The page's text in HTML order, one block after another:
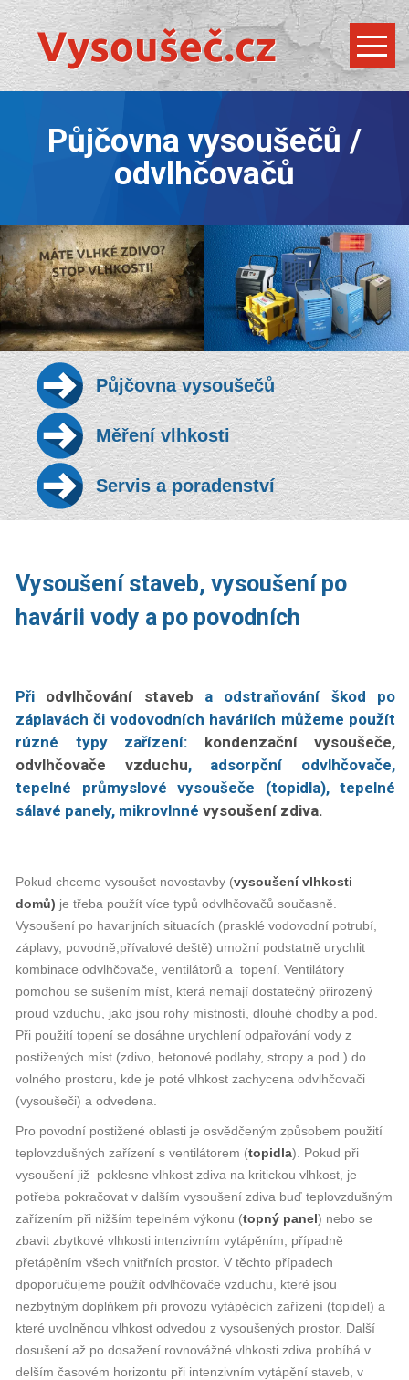
Půjčovna vysoušečů /
odvlhčovačů
Půjčovna vysoušečů
Měření vlhkosti
Servis a poradenství
Vysoušení staveb, vysoušení po
havárii vody a po povodních
Při odvlhčování staveb a odstraňování škod po
záplavách či vodovodních haváriích můžeme použít
rúzné typy zařízení: kondenzační vysoušeče,
odvlhčovače vzduchu, adsorpční odvlhčovače,
tepelné průmyslové vysoušeče (topidla), tepelné
sálavé panely, mikrovlnné vysoušení zdiva.
Pokud chceme vysoušet novostavby (vysoušení vlhkosti
domů) je třeba použít více typů odvlhčovačů současně.
Vysoušení po havarijních situacích (prasklé vodovodní potrubí,
záplavy, povodně,přívalové deště) umožní podstatně urychlit
kombinace odvlhčovače, ventilátorů a topení. Ventilátory
pomohou se sušením míst, která nemají dostatečný přirozený
proud vzduchu, jako jsou rohy místností, dlouhé chodby a pod.
Při použití topení se dosáhne urychlení odpařování vody z
postižených míst (zdivo, betonové podlahy, stropy a pod.) do
volného prostoru, kde je poté vlhkost zachycena odvlhčovači
(vysoušeči) a odvedena.
Pro povodní postižené oblasti je osvědčeným způsobem použití
teplovzdušných zařízení s ventilátorem (topidla). Pokud při
vysoušení již poklesne vlhkost zdiva na kritickou vlhkost, je
potřeba pokračovat v dalším vysoušení zdiva buď teplovzdušným
zařízením při nižším tepelném výkonu (topný panel) nebo se
zbavit zbytkové vlhkosti intenzivním vytápěním, případně
přetápěním všech vnitřních prostor. V těchto případech
dpoporučujeme použít odvlhčovače vzduchu, které jsou
nezbytným doplňkem při provozu vytápěcích zařízení (topidel) a
které uvolněnou vlhkost odvedou z vysoušených prostor. Další
dosušení až po dosažení rovnovážné vlhkosti zdiva probíhá v
delším časovém horizontu při intenzivním vytápění staveb, v